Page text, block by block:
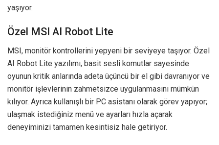
yaşıyor.
Özel MSI AI Robot Lite
MSI, monitör kontrollerini yepyeni bir seviyeye taşıyor. Özel
AI Robot Lite yazılımı, basit sesli komutlar sayesinde
oyunun kritik anlarında adeta üçüncü bir el gibi davranıyor ve
monitör işlevlerinin zahmetsizce uygulanmasını mümkün
kılıyor. Ayrıca kullanışlı bir PC asistanı olarak görev yapıyor;
ulaşmak istediğiniz menü ve ayarları hızla açarak
deneyiminizi tamamen kesintisiz hale getiriyor.